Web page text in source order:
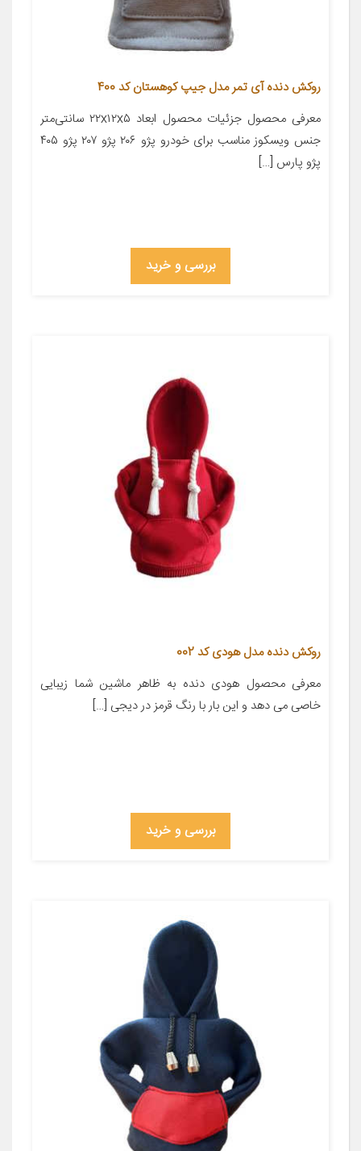
روکش دنده آی تمر مدل جیپ کوهستان کد 400
معرفی محصول جزئیات محصول ابعاد ۲۲x۱۲x۵ سانتی‌متر
جنس ویسکوز مناسب برای خودرو پژو ۲۰۶ پژو ۲۰۷ پژو ۴۰۵
پژو پارس […]
بررسی و خرید
روکش دنده مدل هودی کد 002
معرفی محصول هودی دنده به ظاهر ماشین شما زیبایی
خاصی می دهد و این بار با رنگ قرمز در دیجی […]
بررسی و خرید